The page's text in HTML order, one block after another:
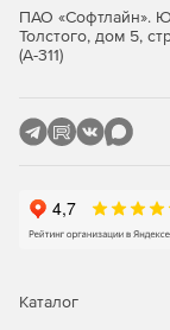
ПАО «Софтлайн».
Толстого, дом 5,
(А-311)
Каталог